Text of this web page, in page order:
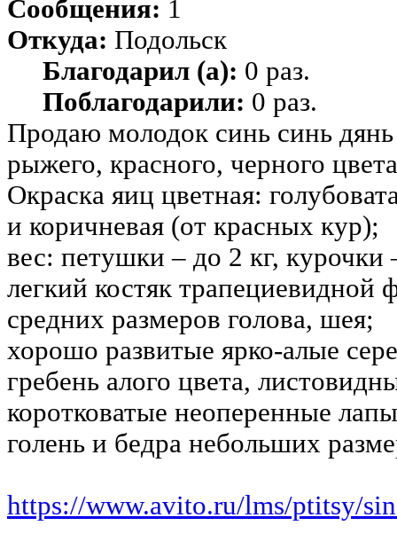
Сообщения: 1
Откуда: Подольск
Благодарил (а): 0 раз.
Поблагодарили: 0 раз.
Продаю молодок синь синь
рыжего, красного, черного
Окраска яиц цветная:
и коричневая (от красных кур);
вес: петушки – до 2 кг, курочки
легкий костяк трапециевидной
средних размеров голова, шея;
хорошо развитые ярко-алые
гребень алого цвета,
коротковатые неоперенные
голень и бедра небольших
https://www.avito.ru/lms/ptitsy/